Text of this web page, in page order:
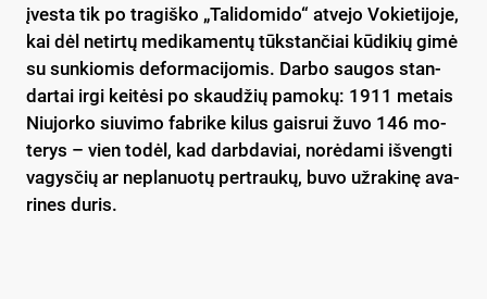
įves­ta tik po tra­giš­ko „Ta­li­do­mi­do“ at­ve­jo Vo­kie­ti­jo­je,
kai dėl ne­tir­tų me­di­ka­men­tų tūks­tan­čiai kū­di­kių gi­mė
su sun­kio­mis de­for­ma­ci­jo­mis. Dar­bo sau­gos stan­
dar­tai ir­gi kei­tė­si po skau­džių pa­mo­kų: 1911 me­tais
Niu­jor­ko siu­vi­mo fab­ri­ke ki­lus gais­rui žu­vo 146 mo­
te­rys – vien to­dėl, kad darb­da­viai, no­rė­da­mi iš­veng­ti
va­gys­čių ar ne­pla­nuo­tų per­trau­kų, bu­vo už­ra­ki­nę ava­
ri­nes du­ris.